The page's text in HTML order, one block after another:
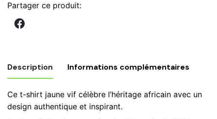
shirt
afrique
écailles
poisson
jaune
Partager ce produit:
Description Informations complémentaires
Ce t-shirt jaune vif célèbre l’héritage africain avec un
design authentique et inspirant.
Poids kg